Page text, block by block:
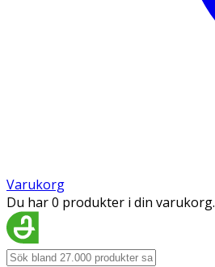
Varukorg
Du har 0 produkter i din varukorg.